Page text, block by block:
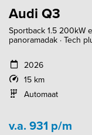
Audi Q3
Sportback 1.5 200kW
panoramadak · Tech
2026
15 km
Automaat
v.a. 931 p/m